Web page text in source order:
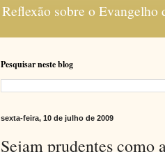
Reflexão sobre o
Pesquisar neste blog
sexta-feira, 10 de julho de 2009
Sejam prudentes como